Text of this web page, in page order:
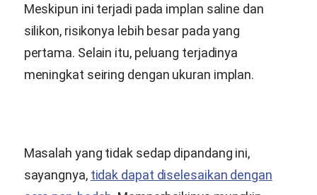
Meskipun ini terjadi pada implan saline dan
silikon, risikonya lebih besar pada yang
pertama. Selain itu, peluang terjadinya
meningkat seiring dengan ukuran implan.
Masalah yang tidak sedap dipandang ini,
sayangnya, tidak dapat diselesaikan dengan